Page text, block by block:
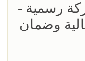
رسمية -
وضمان